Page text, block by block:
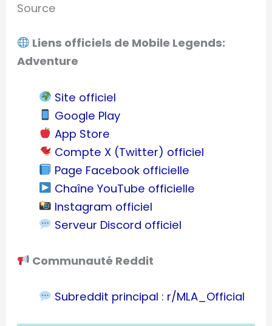
Source
Liens officiels de Mobile Legends:
Adventure
Site officiel
Google Play
App Store
Compte X (Twitter) officiel
Page Facebook officielle
Chaîne YouTube officielle
Instagram officiel
Serveur Discord officiel
Communauté Reddit
Subreddit principal : r/MLA_Official